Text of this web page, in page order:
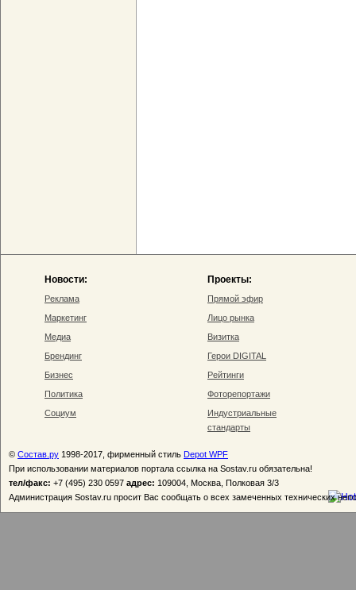
Новости:
Реклама
Маркетинг
Медиа
Брендинг
Бизнес
Политика
Социум
Проекты:
Прямой эфир
Лицо рынка
Визитка
Герои DIGITAL
Рейтинги
Фоторепортажи
Индустриальные
стандарты
© Состав.ру 1998-2017, фирменный стиль Depot WPF
При использовании материалов портала ссылка на Sostav.ru обязательна!
тел/факс: +7 (495) 230 0597 адрес: 109004, Москва, Полковая 3/3
Администрация Sostav.ru просит Вас сообщать о всех замеченных технических